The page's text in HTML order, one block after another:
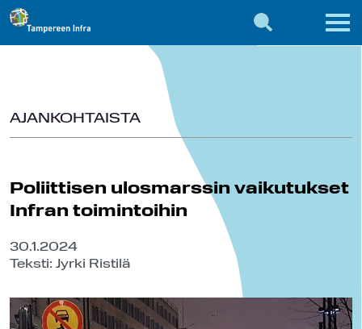
AJANKOHTAISTA
Poliittisen ulosmarssin vaikutukset
Infran toimintoihin
30.1.2024
Teksti: Jyrki Ristilä